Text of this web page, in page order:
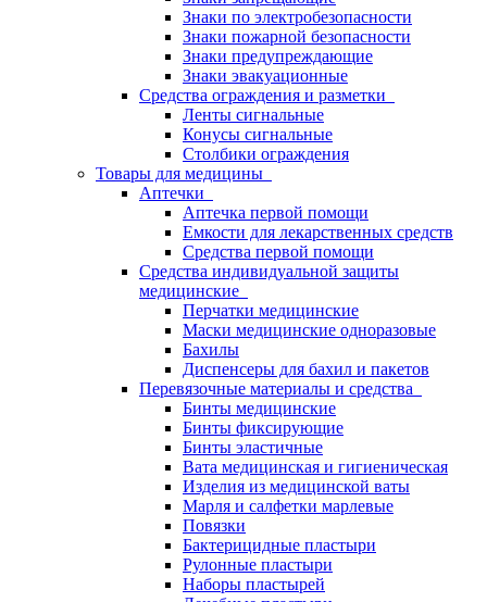
Знаки по электробезопасности
Знаки пожарной безопасности
Знаки предупреждающие
Знаки эвакуационные
Средства ограждения и разметки
Ленты сигнальные
Конусы сигнальные
Столбики ограждения
Товары для медицины
Аптечки
Аптечка первой помощи
Емкости для лекарственных средств
Средства первой помощи
Средства индивидуальной защиты
медицинские
Перчатки медицинские
Маски медицинские одноразовые
Бахилы
Диспенсеры для бахил и пакетов
Перевязочные материалы и средства
Бинты медицинские
Бинты фиксирующие
Бинты эластичные
Вата медицинская и гигиеническая
Изделия из медицинской ваты
Марля и салфетки марлевые
Повязки
Бактерицидные пластыри
Рулонные пластыри
Наборы пластырей